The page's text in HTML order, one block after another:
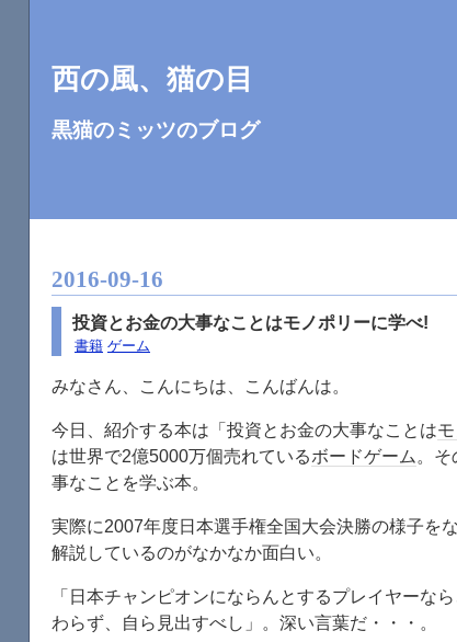
西の風、猫の目
黒猫のミッツのブログ
2016-09-16
投資とお金の大事なことはモノポリーに学べ!
書籍 ゲーム
みなさん、こんにちは、こんばんは。
今日、紹介する本は「投資とお金の大事なことは
は世界で2億5000万個売れているボードゲーム 。そ
事なことを学ぶ本。
実際に2007年度日本選手権全国大会決勝の様子を
解説しているのがなかなか面白い。
「日本チャンピオンにならんとするプレイヤーな
わらず、自ら見出すべし」。深い言葉だ・・・。